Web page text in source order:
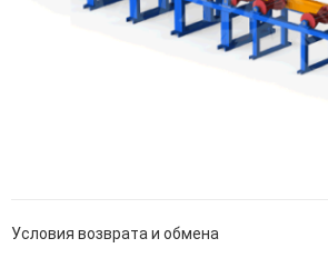
Условия возврата и обмена